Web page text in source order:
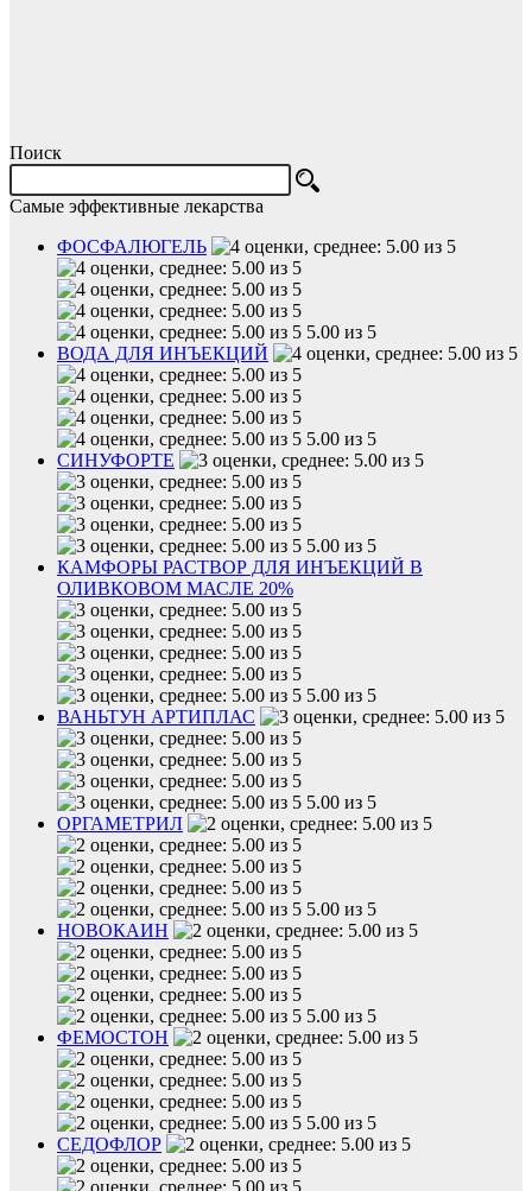
Поиск
Самые эффективные лекарства
ФОСФАЛЮГЕЛЬ
5.00 из 5
ВОДА ДЛЯ ИНЪЕКЦИЙ
5.00 из 5
СИНУФОРТЕ
5.00 из 5
КАМФОРЫ РАСТВОР ДЛЯ ИНЪЕКЦИЙ В
ОЛИВКОВОМ МАСЛЕ 20%
5.00 из 5
ВАНЬТУН АРТИПЛАС
5.00 из 5
ОРГАМЕТРИЛ
5.00 из 5
НОВОКАИН
5.00 из 5
ФЕМОСТОН
5.00 из 5
СЕДОФЛОР